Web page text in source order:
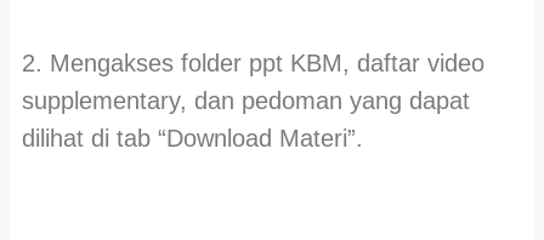
2. Mengakses folder ppt KBM, daftar video
supplementary, dan pedoman yang dapat
dilihat di tab “Download Materi”.